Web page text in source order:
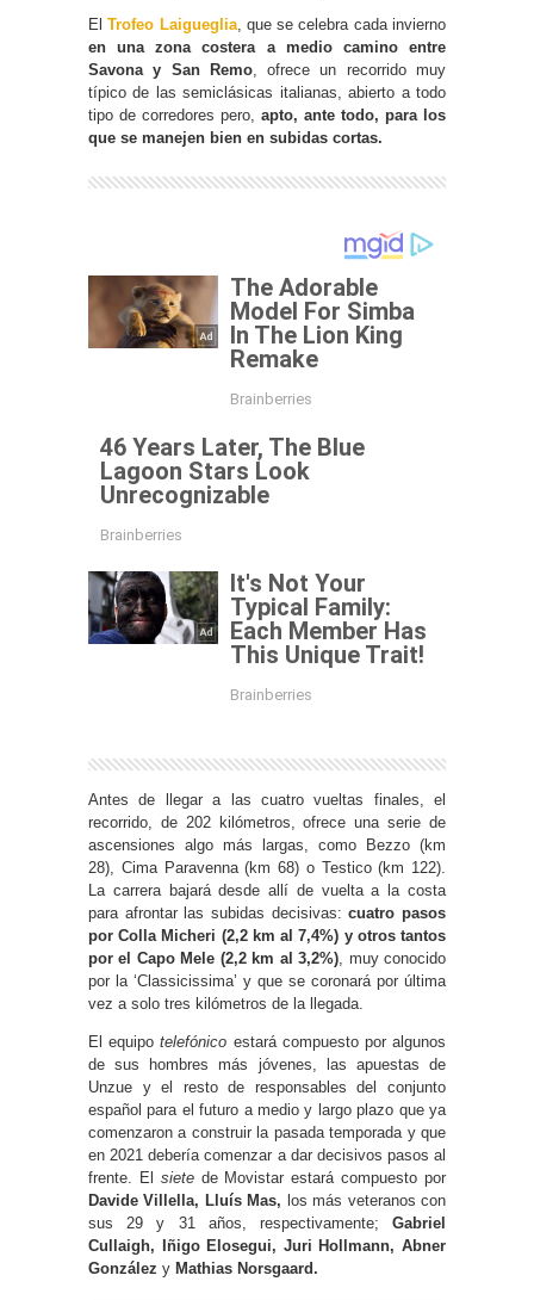
ElTrofeo Laigueglia, que se celebra cada invierno
en una zona costera a medio camino entre
Savona y San Remo, ofrece un recorrido muy
típico de las semiclásicas italianas, abierto a todo
tipo de corredores pero, apto, ante todo, para los
que se manejen bien en subidas cortas.
Antes de llegar a las cuatro vueltas finales, el
recorrido, de 202 kilómetros, ofrece una serie de
ascensiones algo más largas, como Bezzo (km
28), Cima Paravenna (km 68) o Testico (km 122).
La carrera bajará desde allí de vuelta a la costa
para afrontar las subidas decisivas:cuatro pasos
por Colla Micheri (2,2 km al 7,4%) y otros tantos
por el Capo Mele (2,2 km al 3,2%) , muy conocido
por la ‘Classicissima’ y que se coronará por última
vez a solo tres kilómetros de la llegada.
El equipotelefónico estará compuesto por algunos
de sus hombres más jóvenes, las apuestas de
Unzue y el resto de responsables del conjunto
español para el futuro a medio y largo plazo que ya
comenzaron a construir la pasada temporada y que
en 2021 debería comenzar a dar decisivos pasos al
frente. El sietede Movistar estará compuesto por
Davide Villella, Lluís Mas, los más veteranos con
sus 29 y 31 años, respectivamente; Gabriel
Cullaigh, Iñigo Elosegui, Juri Hollmann, Abner
González y Mathias Norsgaard.